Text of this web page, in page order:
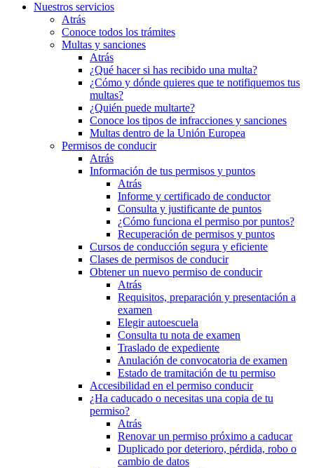
Nuestros servicios
Atrás
Conoce todos los trámites
Multas y sanciones
Atrás
¿Qué hacer si has recibido una multa?
¿Cómo y dónde quieres que te notifiquemos tus
multas?
¿Quién puede multarte?
Conoce los tipos de infracciones y sanciones
Multas dentro de la Unión Europea
Permisos de conducir
Atrás
Información de tus permisos y puntos
Atrás
Informe y certificado de conductor
Consulta y justificante de puntos
¿Cómo funciona el permiso por puntos?
Recuperación de permisos y puntos
Cursos de conducción segura y eficiente
Clases de permisos de conducir
Obtener un nuevo permiso de conducir
Atrás
Requisitos, preparación y presentación a
examen
Elegir autoescuela
Consulta tu nota de examen
Traslado de expediente
Anulación de convocatoria de examen
Estado de tramitación de tu permiso
Accesibilidad en el permiso conducir
¿Ha caducado o necesitas una copia de tu
permiso?
Atrás
Renovar un permiso próximo a caducar
Duplicado por deterioro, pérdida, robo o
cambio de datos